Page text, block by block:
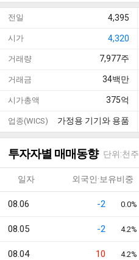
전일 4,395
시가 4,320
거래량 7,977주
거래금 34백만
시가총액 375억
업종(WICS) 가정용 기기와 용품
투자자별 매매동향 단위:천주
일자 외국인·보유비중
08.06 -2 0.0%
08.05 -2 4.2%
08.04 10 4.2%